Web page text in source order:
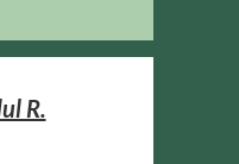
R.